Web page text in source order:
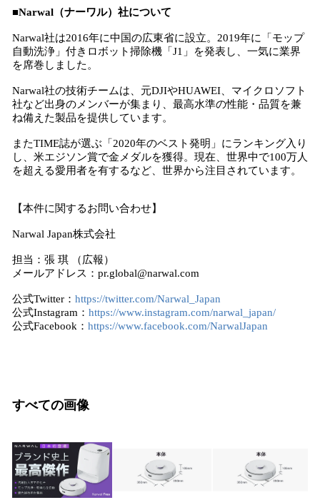
■Narwal（ナーワル）社について
Narwal社は2016年に中国の広東省に設立。2019年に「モップ
自動洗浄」付きロボット掃除機「J1」を発表し、一気に業界
を席巻しました。
Narwal社の技術チームは、元DJIやHUAWEI、マイクロソフト
社など​​出身のメンバーが集まり、最高水準の性能・品質を兼
ね備えた製品を提供しています。
またTIME誌が選ぶ「2020年のベスト発明」にランキング入り
し、米エジソン賞で​​金メダルを獲得。現在、世界中で100万人
を超える愛用者を有するなど、世界から注目されています。
【本件に関するお問い合わせ】
Narwal Japan株式会社
担当：張 琪 （広報）
メールアドレス：pr.global@narwal.com
公式Twitter： https://twitter.com/Narwal_Japan
公式Instagram： https://www.instagram.com/narwal_japan/
公式Facebook： https://www.facebook.com/NarwalJapan
すべての画像